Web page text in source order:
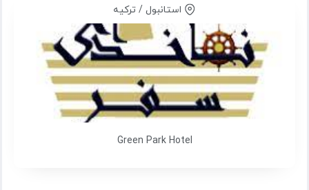
استانبول / ترکیه
Green Park Hotel